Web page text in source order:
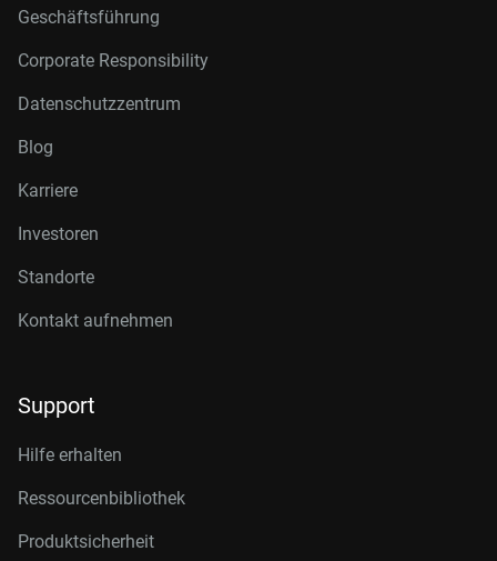
Geschäftsführung
Corporate Responsibility
Datenschutzzentrum
Blog
Karriere
Investoren
Standorte
Kontakt aufnehmen
Support
Hilfe erhalten
Ressourcenbibliothek
Produktsicherheit